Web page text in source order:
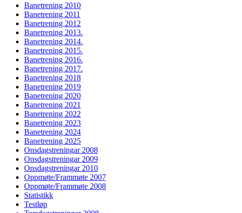
Banetrening 2010
Banetrening 2011
Banetrening 2012
Banetrening 2013.
Banetrening 2014.
Banetrening 2015.
Banetrening 2016.
Banetrening 2017.
Banetrening 2018
Banetrening 2019
Banetrening 2020
Banetrening 2021
Banetrening 2022
Banetrening 2023
Banetrening 2024
Banetrening 2025
Onsdagstreningar 2008
Onsdagstreningar 2009
Onsdagstreningar 2010
Oppmøte/Frammøte 2007
Oppmøte/Frammøte 2008
Statistikk
Testløp